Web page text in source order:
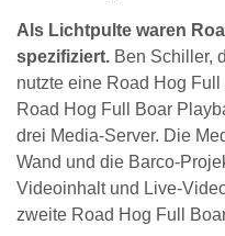
Als Lichtpulte waren
spezifiziert. Ben Schiller,
nutzte eine Road Hog
Road Hog Full Boar
drei Media-Server. Die
Wand und die Barco-
Videoinhalt und Live-
zweite Road Hog Full